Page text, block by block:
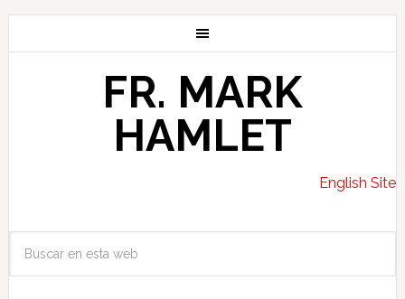
FR. MARK
HAMLET
English Site